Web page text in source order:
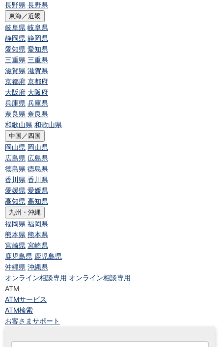
長野県 長野県
東海／近畿
岐阜県 岐阜県
静岡県 静岡県
愛知県 愛知県
三重県 三重県
滋賀県 滋賀県
京都府 京都府
大阪府 大阪府
兵庫県 兵庫県
奈良県 奈良県
和歌山県 和歌山県
中国／四国
岡山県 岡山県
広島県 広島県
徳島県 徳島県
香川県 香川県
愛媛県 愛媛県
高知県 高知県
九州・沖縄
福岡県 福岡県
熊本県 熊本県
宮崎県 宮崎県
鹿児島県 鹿児島県
沖縄県 沖縄県
オンライン相談専用 オンライン相談専用
ATM
ATMサービス
ATM検索
お客さまサポート